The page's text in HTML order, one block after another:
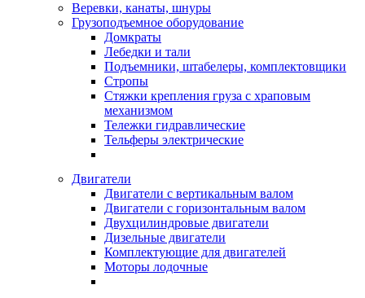
Веревки, канаты, шнуры
Грузоподъемное оборудование
Домкраты
Лебедки и тали
Подъемники, штабелеры, комплектовщики
Стропы
Стяжки крепления груза с храповым
механизмом
Тележки гидравлические
Тельферы электрические
Двигатели
Двигатели с вертикальным валом
Двигатели с горизонтальным валом
Двухцилиндровые двигатели
Дизельные двигатели
Комплектующие для двигателей
Моторы лодочные